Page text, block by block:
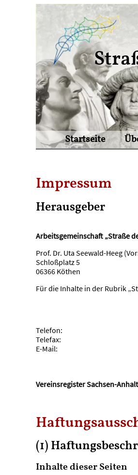
Startseite
Impressum
Herausgeber
Arbeitsgemeinschaft „Straße
Prof. Dr. Uta Seewald-Heeg
Schloßplatz 5
06366 Köthen
Für die Inhalte in der Rubrik
Telefon:
Telefax:
E-Mail:
Vereinsregister Sachsen-
(1)
Inhalte dieser Seiten